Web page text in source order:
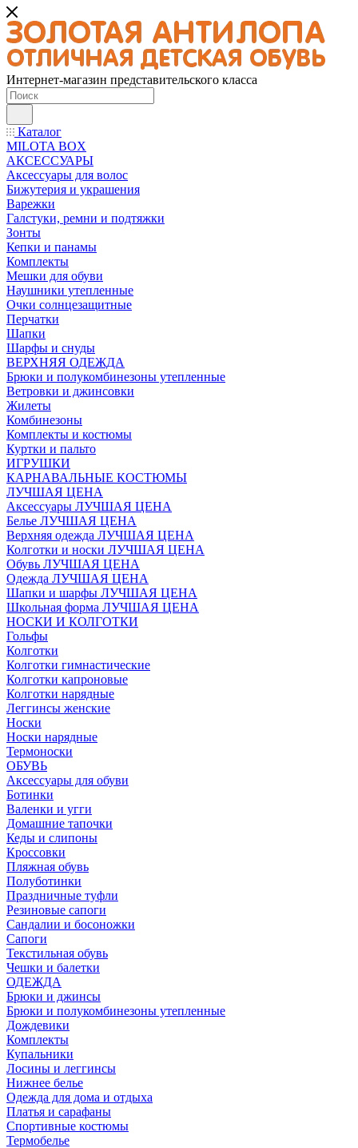
Интернет-магазин представительского класса
Каталог
MILOTA BOX
АКСЕССУАРЫ
Аксессуары для волос
Бижутерия и украшения
Варежки
Галстуки, ремни и подтяжки
Зонты
Кепки и панамы
Комплекты
Мешки для обуви
Наушники утепленные
Очки солнцезащитные
Перчатки
Шапки
Шарфы и снуды
ВЕРХНЯЯ ОДЕЖДА
Брюки и полукомбинезоны утепленные
Ветровки и джинсовки
Жилеты
Комбинезоны
Комплекты и костюмы
Куртки и пальто
ИГРУШКИ
КАРНАВАЛЬНЫЕ КОСТЮМЫ
ЛУЧШАЯ ЦЕНА
Аксессуары ЛУЧШАЯ ЦЕНА
Белье ЛУЧШАЯ ЦЕНА
Верхняя одежда ЛУЧШАЯ ЦЕНА
Колготки и носки ЛУЧШАЯ ЦЕНА
Обувь ЛУЧШАЯ ЦЕНА
Одежда ЛУЧШАЯ ЦЕНА
Шапки и шарфы ЛУЧШАЯ ЦЕНА
Школьная форма ЛУЧШАЯ ЦЕНА
НОСКИ И КОЛГОТКИ
Гольфы
Колготки
Колготки гимнастические
Колготки капроновые
Колготки нарядные
Леггинсы женские
Носки
Носки нарядные
Термоноски
ОБУВЬ
Аксессуары для обуви
Ботинки
Валенки и угги
Домашние тапочки
Кеды и слипоны
Кроссовки
Пляжная обувь
Полуботинки
Праздничные туфли
Резиновые сапоги
Сандалии и босоножки
Сапоги
Текстильная обувь
Чешки и балетки
ОДЕЖДА
Брюки и джинсы
Брюки и полукомбинезоны утепленные
Дождевики
Комплекты
Купальники
Лосины и леггинсы
Нижнее белье
Одежда для дома и отдыха
Платья и сарафаны
Спортивные костюмы
Термобелье